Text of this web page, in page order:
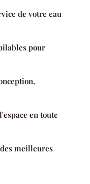
de votre eau
pour
en toute
meilleures